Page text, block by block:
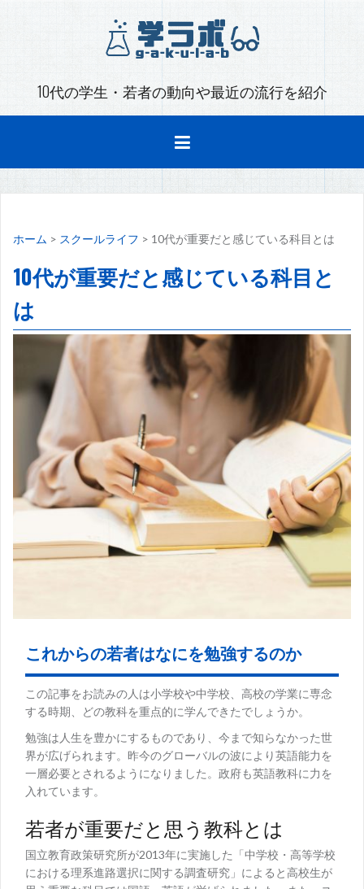
ス
プ
10代の学生・若者の動向や最近の流行を紹介
ホーム > スクールライフ > 10代が重要だと感じている科目とは
10代が重要だと感じている科目と
は
これからの若者はなにを勉強するのか
この記事をお読みの人は小学校や中学校、高校の学業に専念
する時期、どの教科を重点的に学んできたでしょうか。
勉強は人生を豊かにするものであり、今まで知らなかった世
界が広げられます。昨今のグローバルの波により英語能力を
一層必要とされるようになりました。政府も英語教科に力を
入れています。
若者が重要だと思う教科とは
国立教育政策研究所が2013年に実施した「中学校・高等学校
における理系進路選択に関する調査研究」によると高校生が